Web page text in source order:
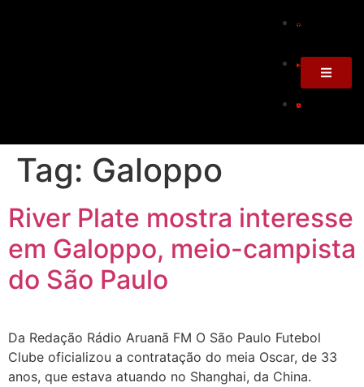
Tag: Galoppo
River Plate mostra interesse
em Galoppo, meio-campista
do São Paulo
Da Redação Rádio Aruanã FM O São Paulo Futebol
Clube oficializou a contratação do meia Oscar, de 33
anos, que estava atuando no Shanghai, da China.